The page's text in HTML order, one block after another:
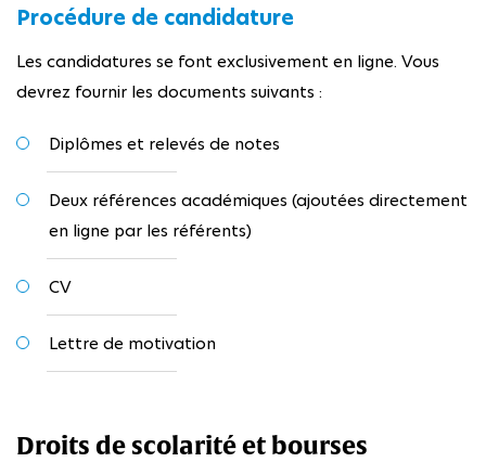
Procédure de candidature
Les candidatures se font exclusivement en ligne. Vous
devrez fournir les documents suivants :
Diplômes et relevés de notes
Deux références académiques (ajoutées directement
en ligne par les référents)
CV
Lettre de motivation
Droits de scolarité et bourses